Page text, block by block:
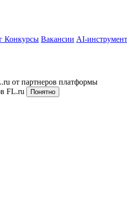
Конкурсы Вакансии AI-
от партнеров платформы
FL.ru
Понятно